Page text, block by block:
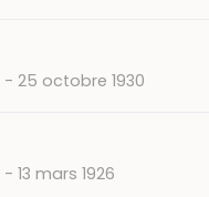
DATE
25 octobre 1930
DATE
13 mars 1926